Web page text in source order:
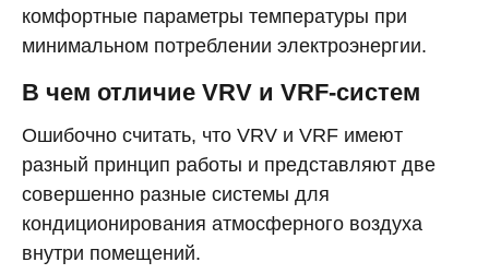
комфортные параметры температуры при
минимальном потреблении электроэнергии.
В чем отличие VRV и VRF-систем
Ошибочно считать, что VRV и VRF имеют
разный принцип работы и представляют две
совершенно разные системы для
кондиционирования атмосферного воздуха
внутри помещений.